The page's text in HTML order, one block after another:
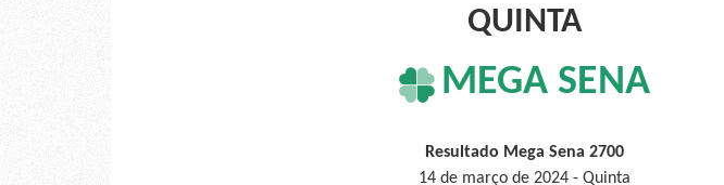
QUINTA
MEGA SENA
Resultado Mega Sena 2700
14 de março de 2024 - Quinta